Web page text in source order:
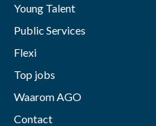
Young Talent
Public Services
Flexi
Top jobs
Waarom AGO
Contact